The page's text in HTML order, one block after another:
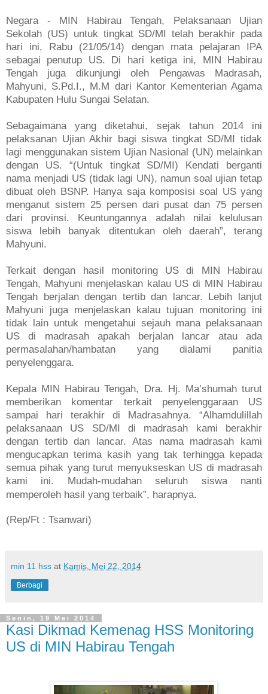
Negara - MIN
Habirau Tengah, Pelaksanaan Ujian
Sekolah (US) untuk tingkat SD/MI telah berakhir pada
hari ini, Rabu (21/05/14) dengan mata pelajaran IPA
sebagai penutup US. Di hari ketiga ini, MIN Habirau
Tengah juga dikunjungi oleh Pengawas Madrasah,
Mahyuni, S.Pd.I., M.M dari Kantor Kementerian Agama
Kabupaten Hulu Sungai Selatan.
Sebagaimana yang diketahui, sejak tahun 2014 ini
pelaksanan Ujian Akhir bagi siswa tingkat SD/MI tidak
lagi menggunakan sistem Ujian Nasional (UN) melainkan
dengan US. “(Untuk tingkat SD/MI) Kendati berganti
nama menjadi US (tidak lagi UN), namun soal ujian tetap
dibuat oleh BSNP. Hanya saja komposisi soal US yang
menganut sistem 25 persen dari pusat dan 75 persen
dari provinsi. Keuntungannya adalah nilai kelulusan
siswa lebih banyak ditentukan oleh daerah”, terang
Mahyuni.
Terkait dengan hasil monitoring US di MIN Habirau
Tengah, Mahyuni menjelaskan kalau US di MIN Habirau
Tengah berjalan dengan tertib dan lancar. Lebih lanjut
Mahyuni juga menjelaskan kalau tujuan monitoring ini
tidak lain untuk mengetahui sejauh mana pelaksanaan
US di madrasah apakah berjalan lancar atau ada
permasalahan/hambatan yang dialami panitia
penyelenggara.
Kepala MIN Habirau Tengah, Dra. Hj. Ma’shumah turut
memberikan komentar terkait penyelenggaraan US
sampai hari terakhir di Madrasahnya. “Alhamdulillah
pelaksanaan US SD/MI di madrasah kami berakhir
dengan tertib dan lancar. Atas nama madrasah kami
mengucapkan terima kasih yang tak terhingga kepada
semua pihak yang turut menyukseskan US di madrasah
kami ini. Mudah-mudahan seluruh siswa nanti
memperoleh hasil yang terbaik”, harapnya.
(Rep/Ft : Tsanwari)
min 11 hss at Kamis, Mei 22, 2014
Berbagi
Senin, 19 Mei 2014
Kasi Dikmad Kemenag HSS Monitoring
US di MIN Habirau Tengah